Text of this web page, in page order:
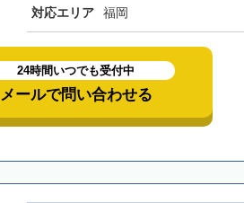
対応エリア 福岡
24時間いつでも受付中
メールで問い合わせる